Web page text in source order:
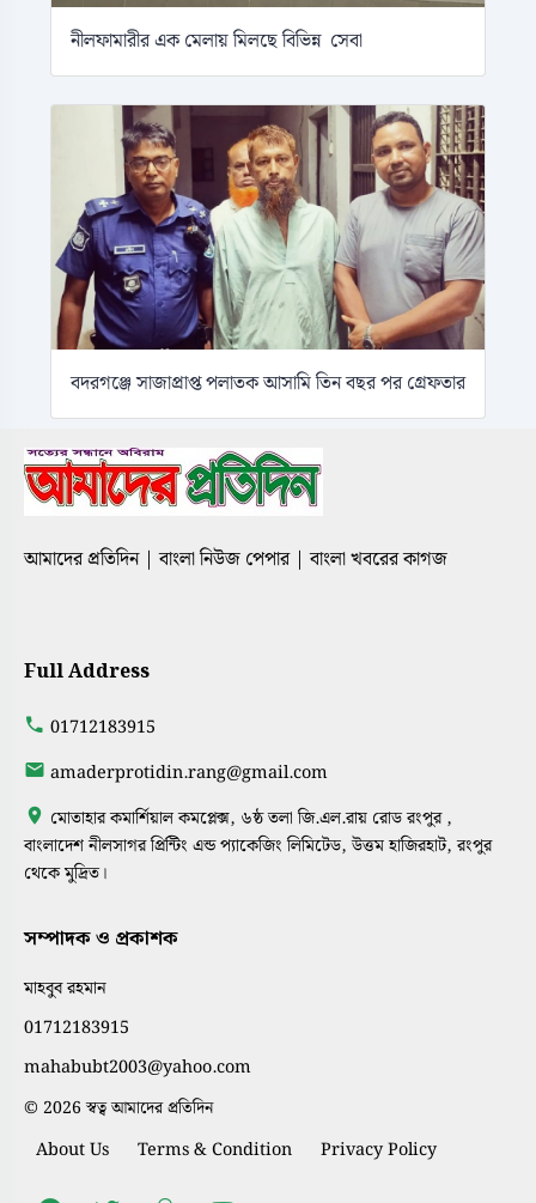
নীলফামারীর এক মেলায় মিলছে বিভিন্ন সেবা
বদরগঞ্জে সাজাপ্রাপ্ত পলাতক আসামি তিন বছর পর গ্রেফতার
আমাদের প্রতিদিন | বাংলা নিউজ পেপার | বাংলা খবরের কাগজ
Full Address
01712183915
amaderprotidin.rang@gmail.com
মোতাহার কমার্শিয়াল কমপ্লেক্স, ৬ষ্ঠ তলা জি.এল.রায় রোড রংপুর ,
বাংলাদেশ নীলসাগর প্রিন্টিং এন্ড প্যাকেজিং লিমিটেড, উত্তম হাজিরহাট, রংপুর
থেকে মুদ্রিত।
সম্পাদক ও প্রকাশক
মাহবুব রহমান
01712183915
mahabubt2003@yahoo.com
© 2026 স্বত্ব আমাদের প্রতিদিন
About Us Terms & Condition Privacy Policy